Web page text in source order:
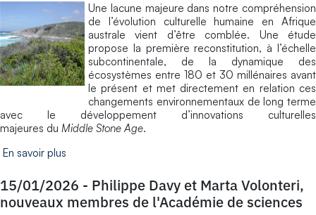
Une lacune majeure dans notre compréhension
de l’évolution culturelle humaine en Afrique
australe vient d’être comblée. Une étude
propose la première reconstitution, à l’échelle
subcontinentale, de la dynamique des
écosystèmes entre 180 et 30 millénaires avant
le présent et met directement en relation ces
changements environnementaux de long terme
avec le développement d’innovations culturelles
majeures du Middle Stone Age.
En savoir plus
15/01/2026 - Philippe Davy et Marta Volonteri,
nouveaux membres de l'Académie de sciences